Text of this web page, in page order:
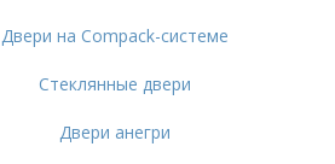
Двери на Compack-системе
Стеклянные двери
Двери анегри